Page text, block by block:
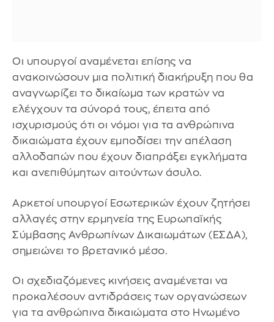
Οι υπουργοί αναμένεται επίσης να
ανακοινώσουν μια πολιτική διακήρυξη που θα
αναγνωρίζει το δικαίωμα των κρατών να
ελέγχουν τα σύνορά τους, έπειτα από
ισχυρισμούς ότι οι νόμοι για τα ανθρώπινα
δικαιώματα έχουν εμποδίσει την απέλαση
αλλοδαπών που έχουν διαπράξει εγκλήματα
και ανεπιθύμητων αιτούντων άσυλο.
Αρκετοί υπουργοί Εσωτερικών έχουν ζητήσει
αλλαγές στην ερμηνεία της Ευρωπαϊκής
Σύμβασης Ανθρωπίνων Δικαιωμάτων (ΕΣΔΑ),
σημειώνει το βρετανικό μέσο.
Οι σχεδιαζόμενες κινήσεις αναμένεται να
προκαλέσουν αντιδράσεις των οργανώσεων
για τα ανθρώπινα δικαιώματα στο Ηνωμένο